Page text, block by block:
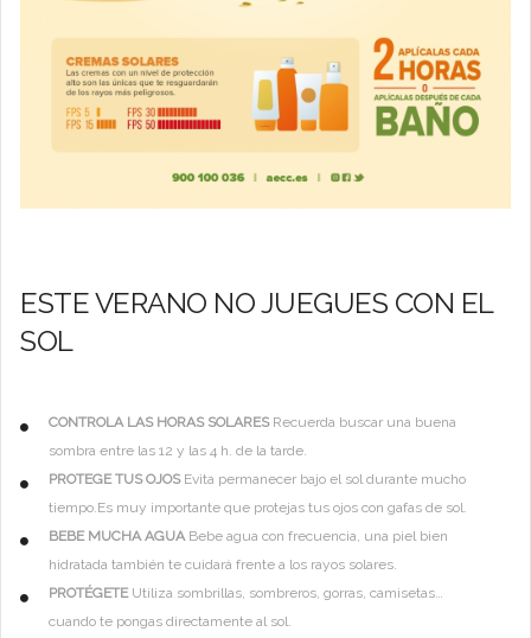
ESTE VERANO NO JUEGUES CON EL
SOL
CONTROLA LAS HORAS SOLARES Recuerda buscar una buena
sombra entre las 12 y las 4 h. de la tarde.
PROTEGE TUS OJOSEvita permanecer bajo el sol durante mucho
tiempo.Es muy importante que protejas tus ojos con gafas de sol.
BEBE MUCHA AGUA Bebe agua con frecuencia, una piel bien
hidratada también te cuidará frente a los rayos solares.
PROTÉGETE Utiliza sombrillas, sombreros, gorras, camisetas…
cuando te pongas directamente al sol.